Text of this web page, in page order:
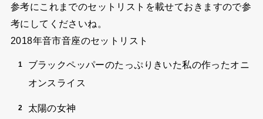
参考にこれまでのセットリストを載せておきますので参
考にしてくださいね。
2018年音市音座のセットリスト
ブラックペッパーのたっぷりきいた私の作ったオニ
オンスライス
太陽の女神